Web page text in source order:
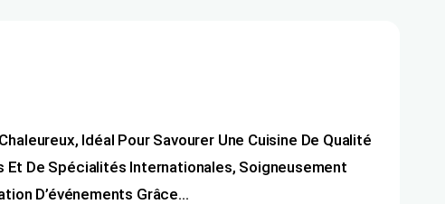
Idéal Pour Savourer Une Cuisine De Qualité
Et De Spécialités Internationales, Soigneusement
D’événements Grâce…